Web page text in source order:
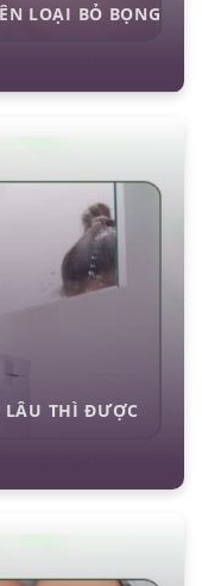
LOẠI BỎ BỌNG
THÌ ĐƯỢC